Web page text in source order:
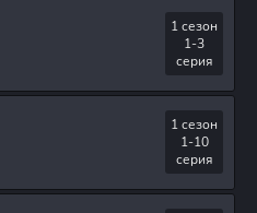
1 сезон
1-3
серия
1 сезон
1-10
серия